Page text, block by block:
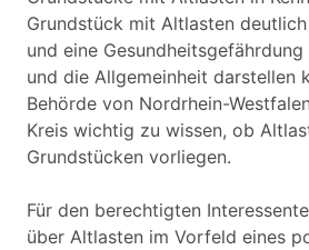
Grundstück mit Altlasten
und eine
und die Allgemeinheit darstellen
Behörde von Nordrhein-
Kreis wichtig zu wissen, ob
Grundstücken vorliegen.
Für den berechtigten
über Altlasten im Vorfeld eines